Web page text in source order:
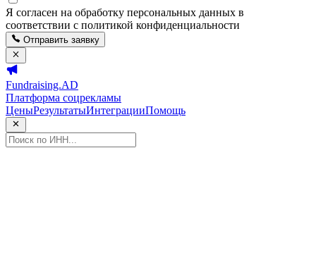
Я согласен на обработку персональных данных в
соответствии с политикой конфиденциальности
Отправить заявку
Fundraising.AD
Платформа соцрекламы
ЦеныРезультатыИнтеграцииПомощь